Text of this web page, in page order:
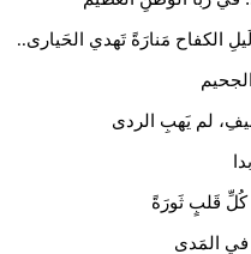
الكفاح مَنارَةً تَهدي الحَيارى..
لم يَهبِ الردى
كُلِّ قَلبٍ ثَورَةً
المَدى